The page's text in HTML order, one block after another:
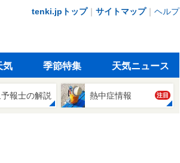
tenki.jpトップ｜ サイトマップ｜ ヘルプ
気 季節特集 天気ニュース
報士の解説 熱中症情報 注目